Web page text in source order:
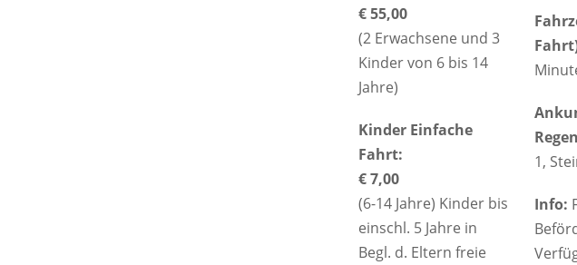
€ 55,00
(2 Erwachsene und 3
Kinder von 6 bis 14
Jahre)
Kinder Einfache
Fahrt:
€ 7,00
(6-14 Jahre) Kinder bis
einschl. 5 Jahre in
Begl. d. Eltern freie
1,
Info: